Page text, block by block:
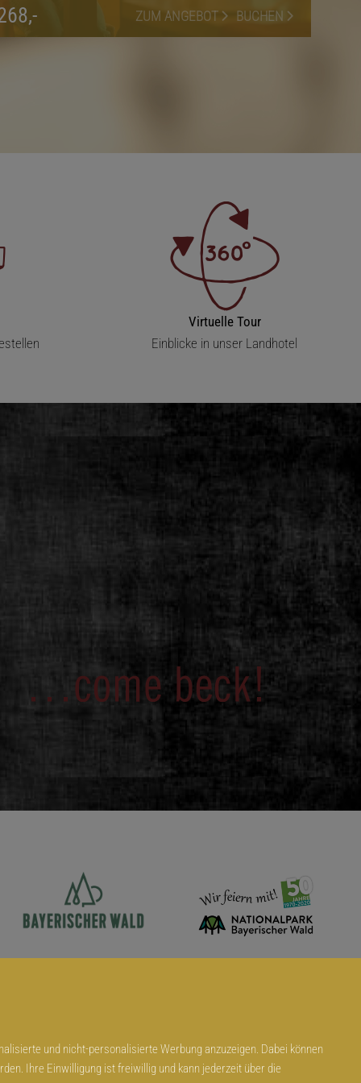
und nicht-personalisierte Werbung anzuzeigen. Dabei können
Ihre Einwilligung ist freiwillig und kann jederzeit über die
ZUM ANGEBOT BUCHEN
Virtuelle Tour
Einblicke in unser Landhotel